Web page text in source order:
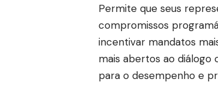
Permite que seus
compromissos
incentivar mandatos
mais abertos ao
para o desempenho e